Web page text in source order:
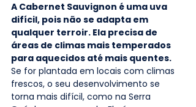
A Cabernet Sauvignon é uma uva
difícil, pois não se adapta em
qualquer terroir. Ela precisa de
áreas de climas mais temperados
para aquecidos até mais quentes.
Se for plantada em locais com climas
frescos, o seu desenvolvimento se
torna mais difícil, como na Serra